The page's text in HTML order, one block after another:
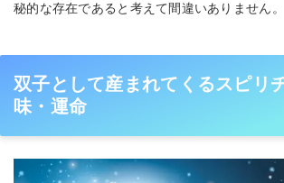
秘的な存在であると考えて間違いありません。
双子として産まれてくるスピリ
味・運命